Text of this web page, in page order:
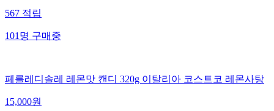
567적립
101명구매중
페를레디솔레 레몬맛 캔디 320g 이탈리아 코스트코 레몬사탕
15,000원